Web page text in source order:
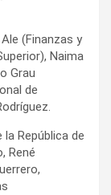
(Finanzas y
Naima
Grau
de
República de
René